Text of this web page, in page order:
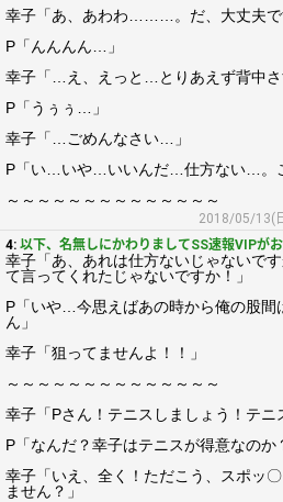
幸子「あ、あわわ………。だ、大丈夫で
P「んんんん…」
幸子「…え、えっと…とりあえず背中さ
P「うぅぅ…」
幸子「…ごめんなさい…」
P「い…いや…いいんだ…仕方ない…。
～～～～～～～～～～～～～～
2018/05/13(
4: 以下、名無しにかわりましてSS速報VIPが
幸子「あ、あれは仕方ないじゃないで
て言ってくれたじゃないですか！」
P「いや…今思えばあの時から俺の股間
ん」
幸子「狙ってませんよ！！」
～～～～～～～～～～～～～～
幸子「Pさん！テニスしましょう！テニ
P「なんだ？幸子はテニスが得意なのか
幸子「いえ、全く！ただこう、スポッ
ません？」